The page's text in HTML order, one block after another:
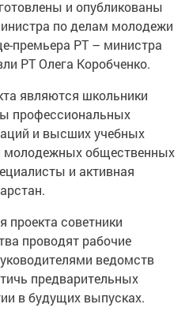
и опубликованы
по делам молодежи
премьера РТ – министра
РТ Олега Коробченко.
являются школьники
профессиональных
и высших учебных
молодежных общественных
и активная
проекта советники
проводят рабочие
ведомств
предварительных
в будущих выпусках.